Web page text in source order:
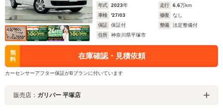
年式 2023年 走行 6.6万km
車検
'27/03 修復
なし
保証
保証付 整備
法定整備付
住所
神奈川県平塚市
無
料
在庫確認・見積依頼
カーセンサーアフター保証がBプランに付いています
販売店： ガリバー 平塚店